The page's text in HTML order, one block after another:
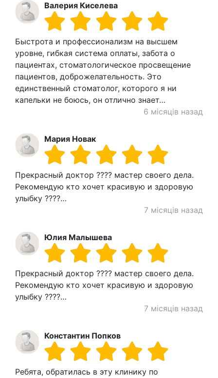
Валерия Киселева
Быстрота и профессионализм на высшем
уровне, гибкая система оплаты, забота о
пациентах, стоматологическое просвещение
пациентов, доброжелательность. Это
единственный стоматолог, которого я ни
капельки не боюсь, он отлично знает…
6 місяців назад
Мария Новак
Прекрасный доктор ???? мастер своего дела.
Рекомендую кто хочет красивую и здоровую
улыбку ????…
7 місяців назад
Юлия Малышева
Прекрасный доктор ???? мастер своего дела.
Рекомендую кто хочет красивую и здоровую
улыбку ????…
7 місяців назад
Константин Попков
Ребята, обратилась в эту клинику по